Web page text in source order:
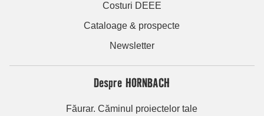
Costuri DEEE
Cataloage & prospecte
Newsletter
Despre HORNBACH
Făurar. Căminul proiectelor tale